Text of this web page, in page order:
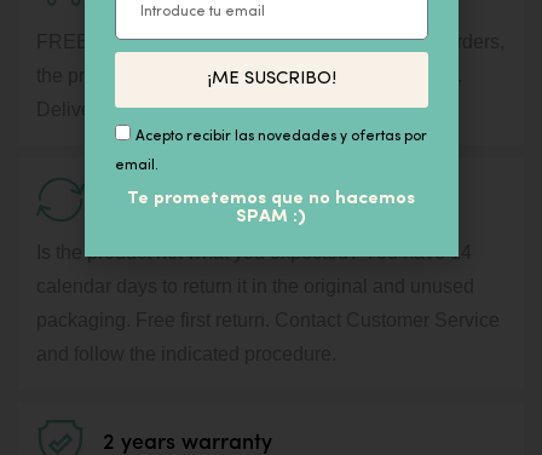
FREE shipping for orders over € 100. For lower orders,
the price will appear during the purchase process.
Delivery in 24 / 72h by courier service.
14 days for Return
Is the product not what you expected? You have 14
2 years warranty
Acepto recibir las novedades y ofertas por
email.
¡ME SUSCRIBO!
Te prometemos que no hacemos
SPAM :)